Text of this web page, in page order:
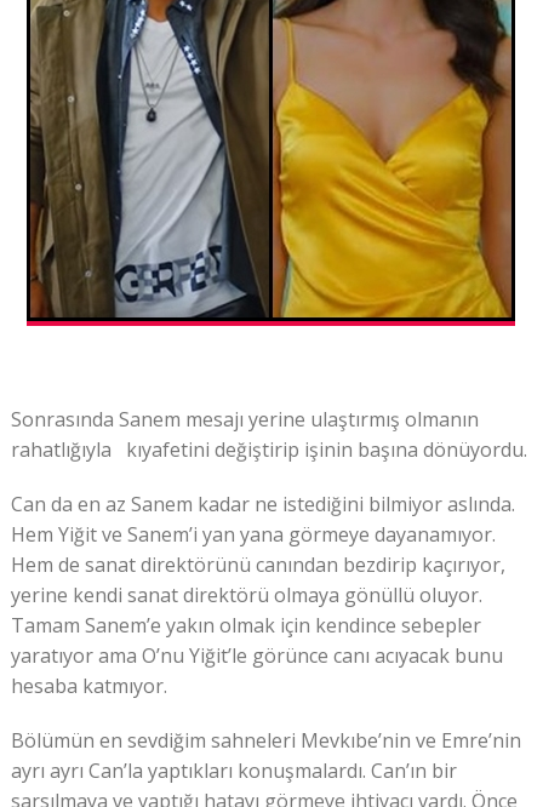
Sonrasında Sanem mesajı yerine ulaştırmış olmanın
rahatlığıyla kıyafetini değiştirip işinin başına dönüyordu.
Can da en az Sanem kadar ne istediğini bilmiyor aslında.
Hem Yiğit ve Sanem’i yan yana görmeye dayanamıyor.
Hem de sanat direktörünü canından bezdirip kaçırıyor,
yerine kendi sanat direktörü olmaya gönüllü oluyor.
Tamam Sanem’e yakın olmak için kendince sebepler
yaratıyor ama O’nu Yiğit’le görünce canı acıyacak bunu
hesaba katmıyor.
Bölümün en sevdiğim sahneleri Mevkıbe’nin ve Emre’nin
ayrı ayrı Can’la yaptıkları konuşmalardı. Can’ın bir
sarsılmaya ve yaptığı hatayı görmeye ihtiyacı vardı. Önce